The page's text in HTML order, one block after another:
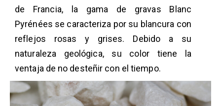
de Francia, la gama de gravas Blanc
Pyrénées se caracteriza por su blancura con
reflejos rosas y grises. Debido a su
naturaleza geológica, su color tiene la
ventaja de no desteñir con el tiempo.